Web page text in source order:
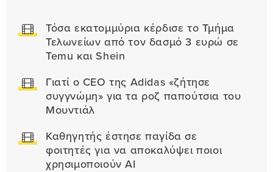
Τόσα εκατομμύρια κέρδισε το Τμήμα
Τελωνείων από τον δασμό 3 ευρώ σε
Temu και Shein
Γιατί ο CEO της Adidas «ζήτησε
συγγνώμη» για τα ροζ παπούτσια του
Μουντιάλ
Καθηγητής έστησε παγίδα σε
φοιτητές για να αποκαλύψει ποιοι
χρησιμοποιούν AI